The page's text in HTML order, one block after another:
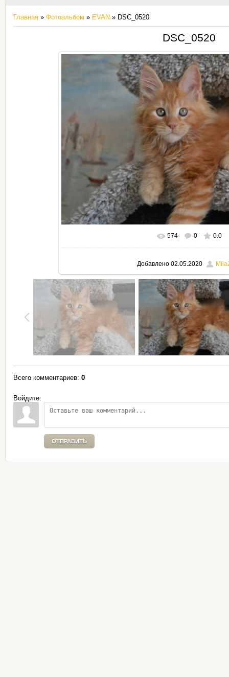
Главная » Фотоальбом » EVAN » DSC_0520
DSC_0520
В реальном размере 795x530
574 0 0.0
Добавлено02.05.2020
Всего комментариев: 0
Войдите:
ОТПРАВИТЬ